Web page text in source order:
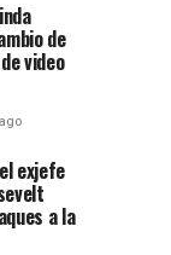
de
video
exjefe
a la